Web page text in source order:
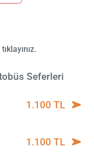
Seferleri
1.100 TL
1.100 TL